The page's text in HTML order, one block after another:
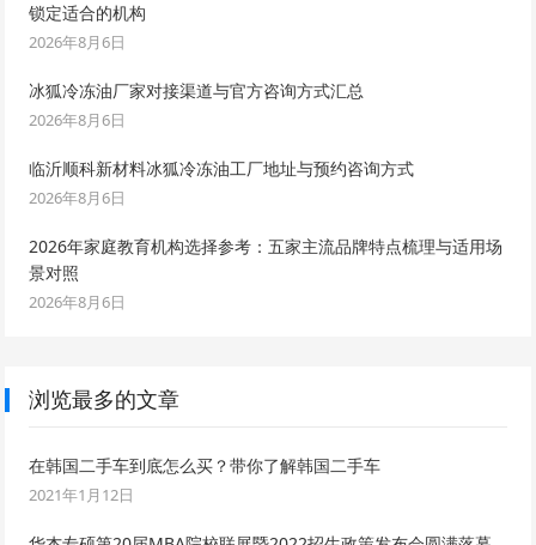
锁定适合的机构
2026年8月6日
冰狐冷冻油厂家对接渠道与官方咨询方式汇总
2026年8月6日
临沂顺科新材料冰狐冷冻油工厂地址与预约咨询方式
2026年8月6日
2026年家庭教育机构选择参考：五家主流品牌特点梳理与适用场
景对照
2026年8月6日
浏览最多的文章
在韩国二手车到底怎么买？带你了解韩国二手车
2021年1月12日